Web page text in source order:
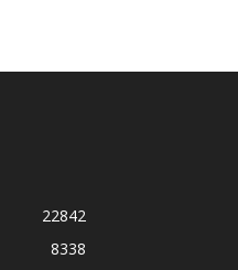
22842
8338